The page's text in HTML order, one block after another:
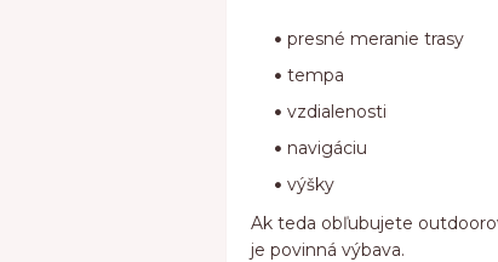
presné meranie trasy
tempa
vzdialenosti
navigáciu
výšky
Ak teda obľubujete
je povinná výbava.